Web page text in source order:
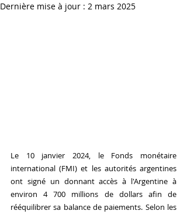
Dernière mise à jour : 2 mars 2025
Le 10 janvier 2024, le Fonds monétaire
international (FMI) et les autorités argentines
ont signé un donnant accès à l'Argentine à
environ 4 700 millions de dollars afin de
rééquilibrer sa balance de paiements. Selon les